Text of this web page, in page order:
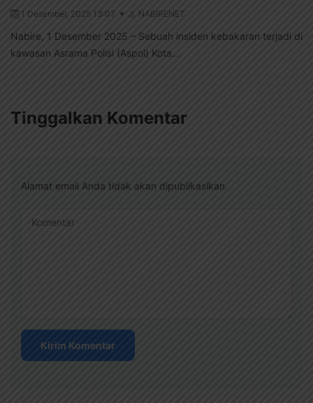
1 Desember, 2025 13:07 NABIRENET
Nabire, 1 Desember 2025 – Sebuah insiden kebakaran terjadi di
kawasan Asrama Polisi (Aspol) Kota...
Tinggalkan Komentar
Alamat email Anda tidak akan dipublikasikan.
Komentar